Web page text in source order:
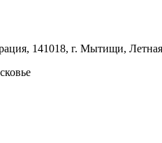
141018, г. Мытищи,